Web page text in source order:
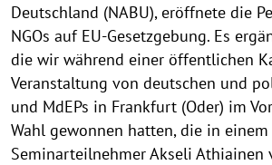
Deutschland (NABU), eröffnete die
NGOs auf EU-Gesetzgebung. Es
die wir während einer öffentlichen
Veranstaltung von deutschen und
und MdEPs in Frankfurt (Oder) im
Wahl gewonnen hatten, die in
Seminarteilnehmer Akseli Athiainen